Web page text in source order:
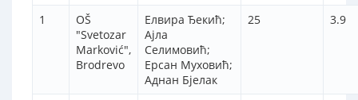
1
OŠ
"Svetozar
Marković",
Brodrevo
Елвира Ђекић;
Ајла
Селимовић;
Ерсан Муховић;
Аднан Бјелак
25 3.9